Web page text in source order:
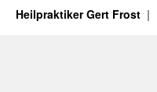
Heilpraktiker Gert Frost